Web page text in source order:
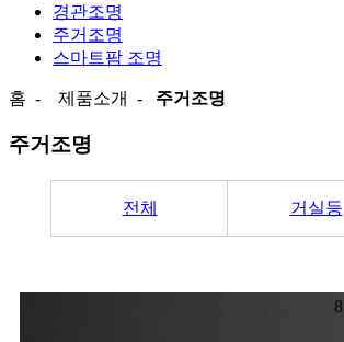
경관조명
주거조명
스마트팜 조명
홈 - 제품소개 - 주거조명
주거조명
전체 거실등
8